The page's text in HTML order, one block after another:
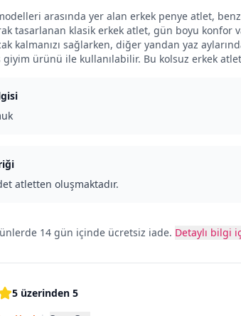
arasında yer alan erkek penye atlet,
tasarlanan klasik erkek atlet, gün boyu konfor
kalmanızı sağlarken, diğer yandan yaz
giyim ürünü ile kullanılabilir. Bu kolsuz erkek
atletten oluşmaktadır.
14 gün içinde ücretsiz iade. Detaylı bilgi
5 üzerinden 5